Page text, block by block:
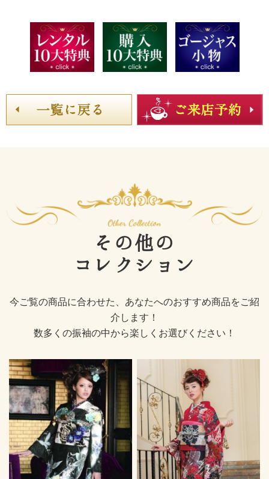
その他の
コレクション
今ご覧の商品に合わせた、あなたへのおすすめ商品をご紹
介します！
数多くの振袖の中から楽しくお選びください！